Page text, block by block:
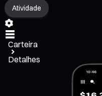
Atividade
Carteira
Detalhes